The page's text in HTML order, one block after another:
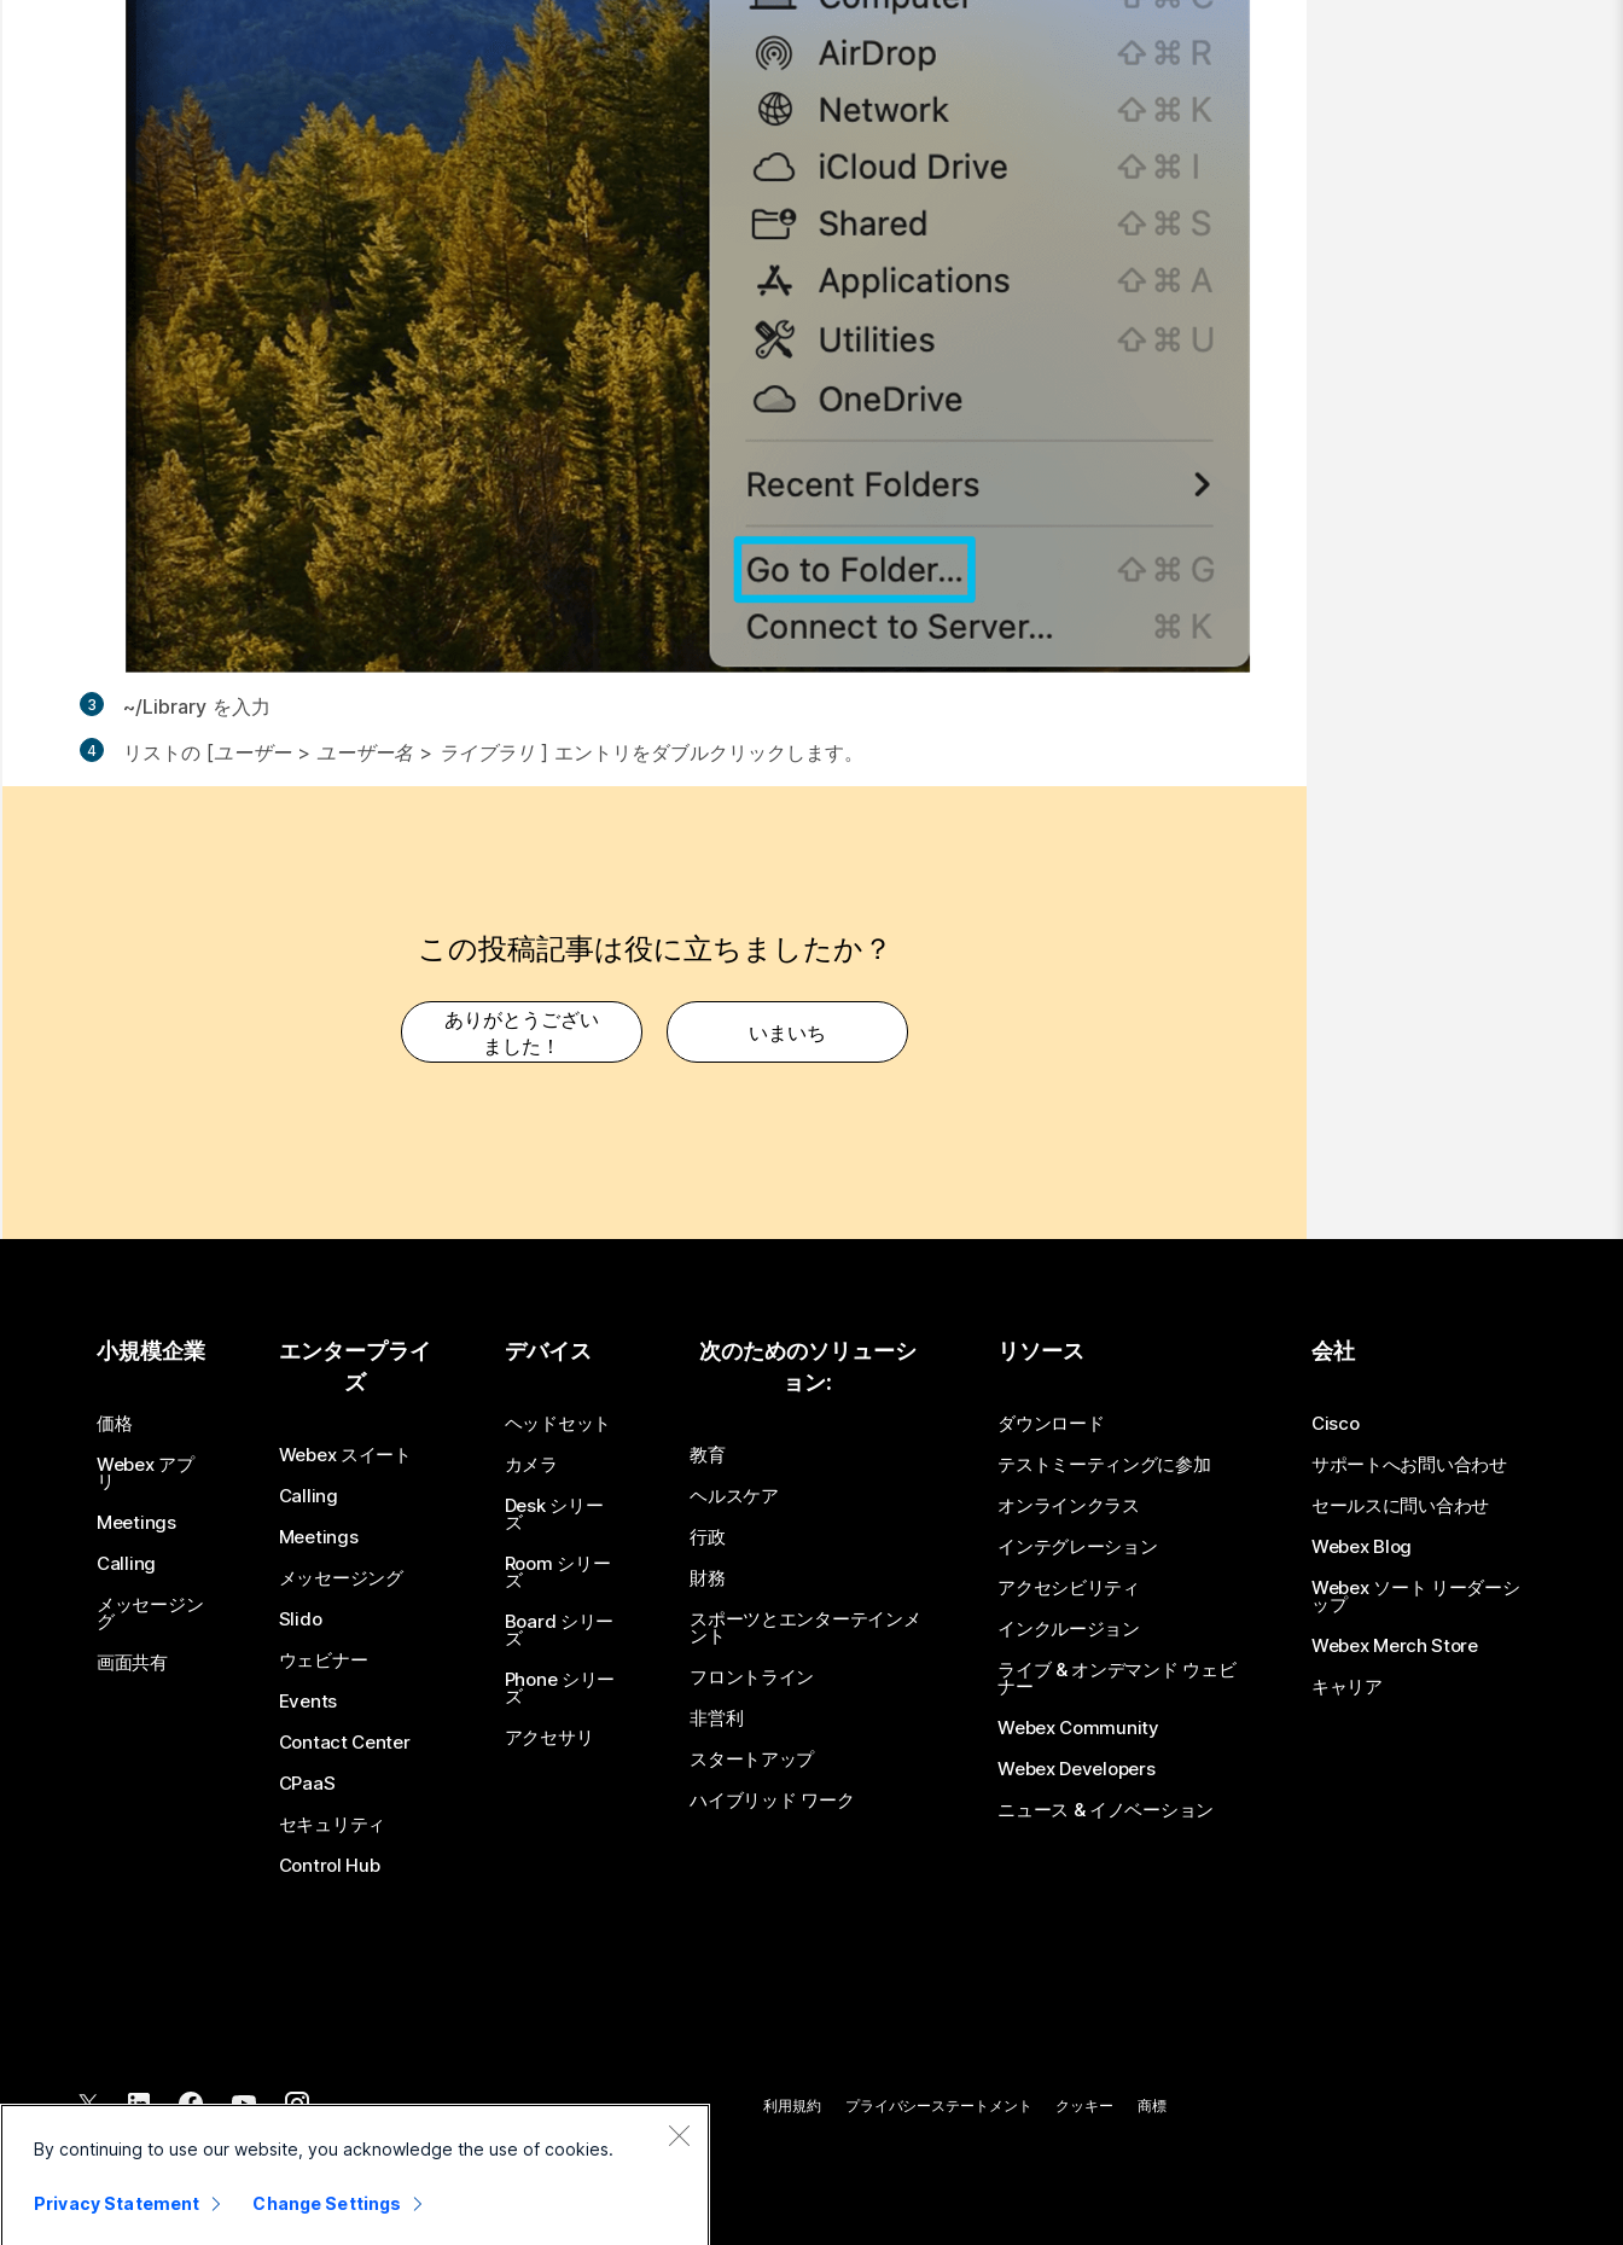
~/Library を入力
リストの [ユーザー > ユーザー名 > ライブラリ ] エントリをダブルクリックします。
この投稿記事は役に立ちましたか？
ありがとうござい
ました！
いまいち
小規模企業
価格
Webex アプ
リ
Meetings
Calling
メッセージン
グ
画面共有
エンタープライ
ズ
Webex スイート
Calling
Meetings
メッセージング
Slido
ウェビナー
Events
Contact Center
CPaaS
セキュリティ
Control Hub
デバイス
ヘッドセット
カメラ
Desk シリー
ズ
Room シリー
ズ
Board シリー
ズ
Phone シリー
ズ
アクセサリ
次のためのソリューシ
ョン:
教育
ヘルスケア
行政
財務
スポーツとエンターテインメ
ント
フロントライン
非営利
スタートアップ
ハイブリッド ワーク
リソース
ダウンロード
テストミーティングに参加
オンラインクラス
インテグレーション
アクセシビリティ
インクルージョン
ライブ & オンデマンド ウェビ
ナー
Webex Community
Webex Developers
ニュース & イノベーション
会社
Cisco
サポートへお問い合わせ
セールスに問い合わせ
Webex Blog
Webex ソート リーダーシ
ップ
Webex Merch Store
キャリア
2026 Cisco and/or its affiliates. All rights reserved.
利用規約 プライバシーステートメント クッキー 商標
By continuing to use our website, you acknowledge the use of cookies.
Privacy Statement Change Settings